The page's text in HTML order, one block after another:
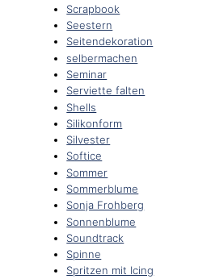
Scrapbook
Seestern
Seitendekoration
selbermachen
Seminar
Serviette falten
Shells
Silikonform
Silvester
Softice
Sommer
Sommerblume
Sonja Frohberg
Sonnenblume
Soundtrack
Spinne
Spritzen mit Icing